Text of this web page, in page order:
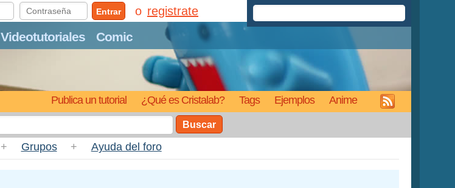
Videotutoriales Comic
Publica un tutorial ¿Qué es Cristalab? Tags Ejemplos Anime
Entrar registrate
Buscar
+ Grupos + Ayuda del foro